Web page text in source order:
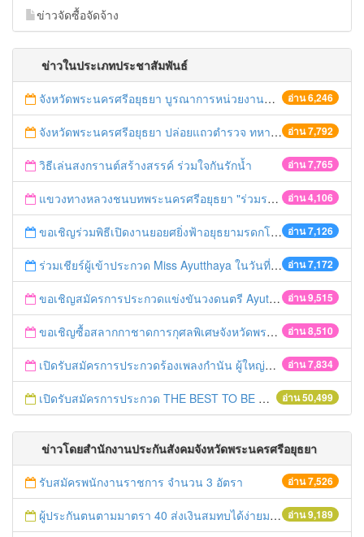
ข่าวจัดซื้อจัดจ้าง
ข่าวในประเภทประชาสัมพันธ์
อ่าน 6,246
จังหวัดพระนครศรีอยุธยา บูรณาการหน่วยงานที่เกี่ยวข้อง ลงพื้นที่จัดระเบียบและดำเนินมาตรการตามบทลงโทษสูงสุดกับผู้ประกอบการร้านค้าที่ยังฝ่าฝืนตั้งร้านค้ารุกล้ำเขตพื้นที่ทางหลวง เตรียมความปลอดภัยก่อนเทศกาลสงกรานต์
อ่าน 7,792
จังหวัดพระนครศรีอยุธยา ปล่อยแถวตำรวจ ทหาร ฝ่ายปกครอง กว่า 100 นาย ตรวจเข้มท่ารถสาธารณะ สถานีขนส่งรถโดยสาร วินรถตู้ และสถานีรถไฟ เตรียมรับมือเทศกาลสงกรานต์
อ่าน 7,765
วิธีเล่นสงกรานต์สร้างสรรค์ ร่วมใจกันรักน้ำ
อ่าน 4,106
แขวงทางหลวงชนบทพระนครศรีอยุธยา "ร่วมรณรงค์ ขับช้า เปิดไฟหน้า คาดเข็มขัด" เทศกาลสงกรานต์ ปี 2561
อ่าน 7,126
ขอเชิญร่วมพิธีเปิดงานยอยศยิ่งฟ้าอยุธยามรดกโลก
อ่าน 7,172
ร่วมเชียร์ผู้เข้าประกวด Miss Ayutthaya ในวันที่ 15 ธันวาคม 2560
อ่าน 9,515
ขอเชิญสมัครการประกวดแข่งขันวงดนตรี Ayutthaya battle of the bands
อ่าน 8,510
ขอเชิญซื้อสลากกาชาดการกุศลพิเศษจังหวัดพระนครศรีอยุธยา 2560
อ่าน 7,834
เปิดรับสมัครการประกวดร้องเพลงกำนัน ผู้ใหญ่บ้าน ฯลฯ
อ่าน 50,499
เปิดรับสมัครการประกวด THE BEST TO BE NUMBER ONE
ข่าวโดยสำนักงานประกันสังคมจังหวัดพระนครศรีอยุธยา
อ่าน 7,526
รับสมัครพนักงานราชการ จำนวน 3 อัตรา
อ่าน 9,189
ผู้ประกันตนตามมาตรา 40 ส่งเงินสมทบได้ง่ายมาก